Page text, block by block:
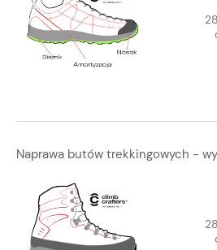
Naprawa butów trekkingowych -